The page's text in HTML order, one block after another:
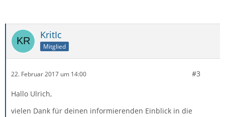
KritIc
Mitglied
22. Februar 2017 um 14:00 #3
Hallo Ulrich,
vielen Dank für deinen informierenden Einblick in die